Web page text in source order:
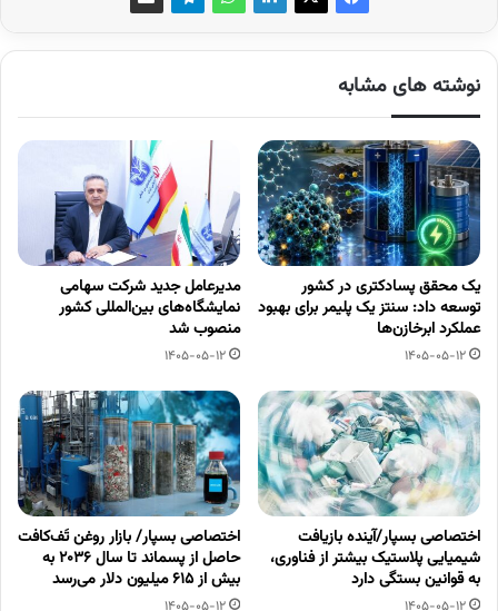
نوشته های مشابه
یک محقق پسادکتری در کشور
توسعه داد: سنتز یک پلیمر برای بهبود
عملکرد ابرخازن‌ها
1405-05-12
مدیرعامل جدید شرکت سهامی
نمایشگاه‌های بین‌المللی کشور
منصوب شد
1405-05-12
اختصاصی بسپار/آینده بازیافت
شیمیایی پلاستیک بیشتر از فناوری،
به قوانین بستگی دارد
1405-05-12
اختصاصی بسپار/ بازار روغن تَف‌کافت
حاصل از پسماند تا سال ۲۰۳۶ به
بیش از ۶۱۵ میلیون دلار می‌رسد
1405-05-12